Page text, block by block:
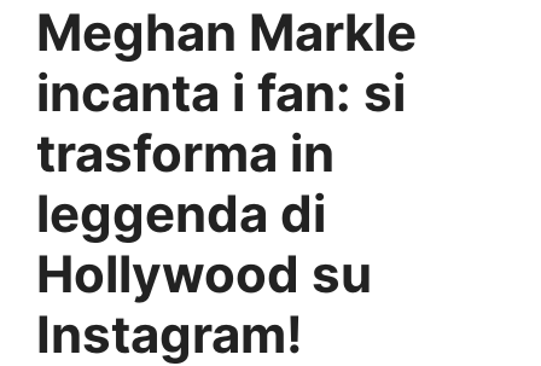
Meghan Markle
incanta i fan: si
trasforma in
leggenda di
Hollywood su
Instagram!